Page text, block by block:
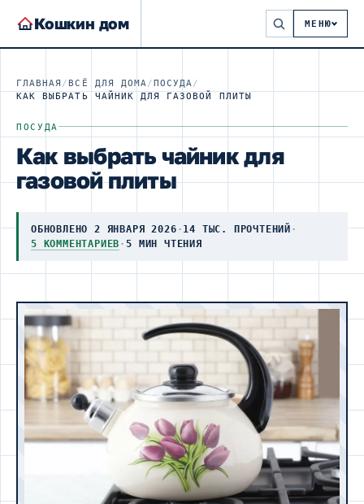
Кошкин дом МЕНЮ
ГЛАВНАЯ / ВСЁ ДЛЯ ДОМА /ПОСУДА /
КАК ВЫБРАТЬ ЧАЙНИК ДЛЯ ГАЗОВОЙ ПЛИТЫ
ПОСУДА
Как выбрать чайник для
газовой плиты
ОБНОВЛЕНО 2 ЯНВАРЯ 2026 · 14 ТЫС. ПРОЧТЕНИЙ ·
5 КОММЕНТАРИЕВ ·5 МИН ЧТЕНИЯ